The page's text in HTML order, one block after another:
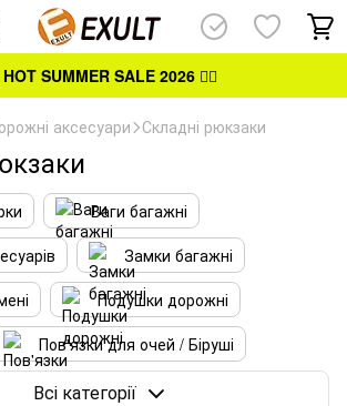
HOT SUMMER SALE 2026👈🏻
аксесуари Складні рюкзаки
Ваги багажні
Замки багажні
Подушки дорожні
Пов'язки для очей / Біруші
дорожні
Несесери
Всі категорії